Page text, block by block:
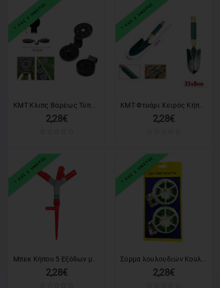
1 ΕΩΣ 3 ΗΜΕΡΕΣ
2,28€
1 ΕΩΣ 3 ΗΜΕΡΕΣ
2,28€
1 ΕΩΣ 3 ΗΜΕΡΕΣ
2,28€
1 ΕΩΣ 3 ΗΜΕΡΕΣ
2,28€